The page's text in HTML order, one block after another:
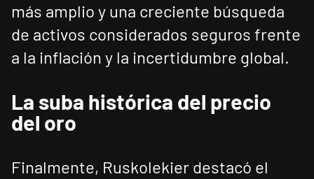
más amplio y una creciente búsqueda
de activos considerados seguros frente
a la inflación y la incertidumbre global.
La suba histórica del precio
del oro
Finalmente, Ruskolekier destacó el